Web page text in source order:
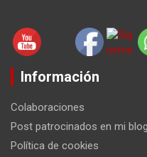
Información
Colaboraciones
Post patrocinados en mi blog
Política de cookies